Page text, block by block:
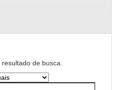
de busca.